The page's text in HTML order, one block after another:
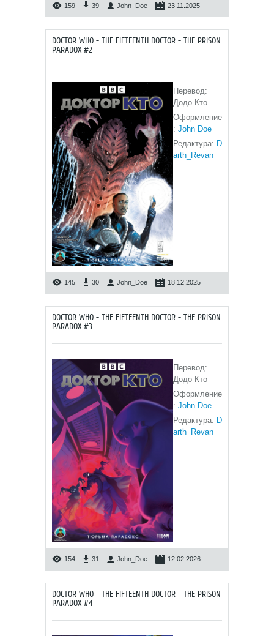
159 39 John_Doe 23.11.2025
DOCTOR WHO - THE FIFTEENTH DOCTOR - THE PRISON
PARADOX #2
Перевод:
Додо Кто
Оформление
: John Doe
Редактура: D
arth_Revan
145 30 John_Doe 18.12.2025
DOCTOR WHO - THE FIFTEENTH DOCTOR - THE PRISON
PARADOX #3
Перевод:
Додо Кто
Оформление
: John Doe
Редактура: D
arth_Revan
154 31 John_Doe 12.02.2026
DOCTOR WHO - THE FIFTEENTH DOCTOR - THE PRISON
PARADOX #4